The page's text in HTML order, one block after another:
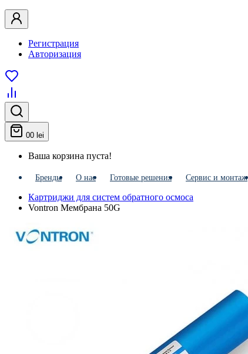
Регистрация
Авторизация
00 lei
Ваша корзина пуста!
Бренды О нас Готовые решения Сервис и монтаж
Картриджи для систем обратного осмоса
Vontron Мембрана 50G